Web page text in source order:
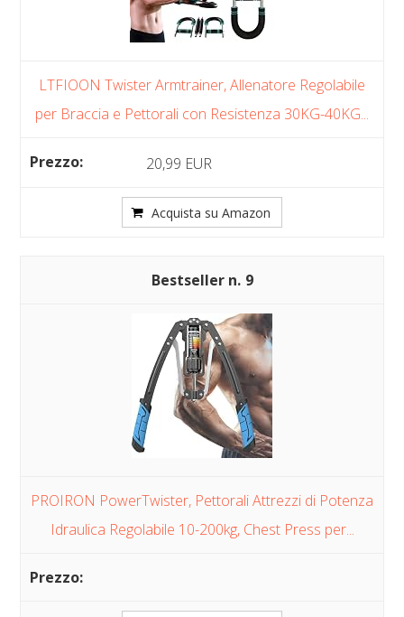
LTFIOON Twister Armtrainer, Allenatore Regolabile
per Braccia e Pettorali con Resistenza 30KG-40KG...
20,99 EUR
Acquista su Amazon
9
PROIRON PowerTwister, Pettorali Attrezzi di Potenza
Idraulica Regolabile 10-200kg, Chest Press per...